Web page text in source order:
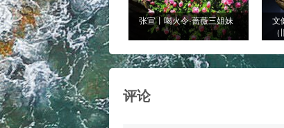
张宣丨喝火令·蔷薇三姐妹
文
评论